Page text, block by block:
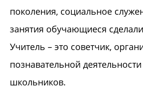
поколения, социальное
занятия обучающиеся
Учитель – это советчик,
познавательной
школьников.